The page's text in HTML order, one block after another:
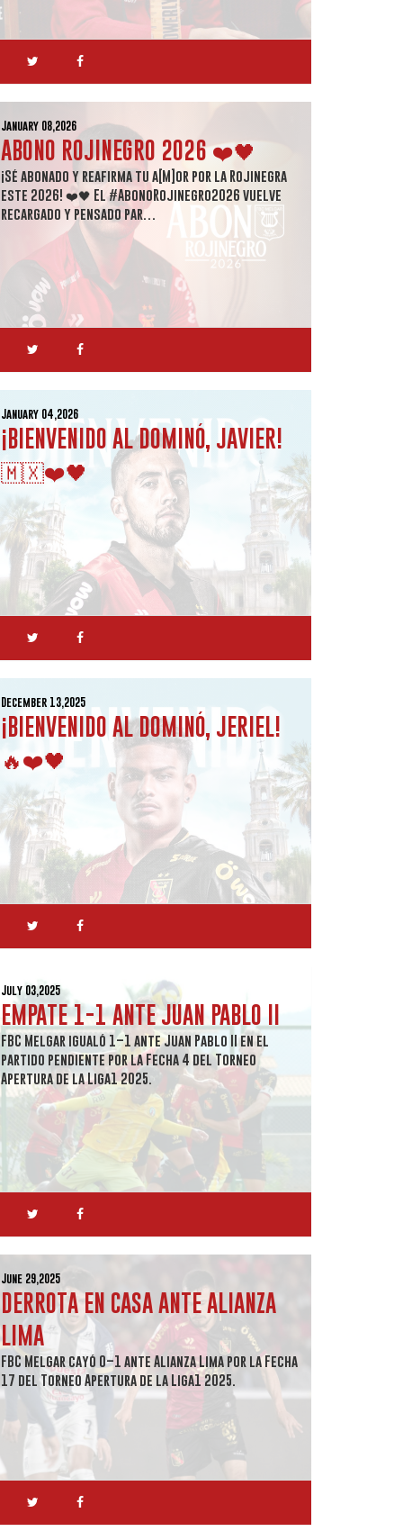
January 08,2026
ABONO ROJINEGRO 2026 ❤️🖤
¡Sé abonado y reafirma tu a[M]or por la Rojinegra
este 2026! ❤️🖤 El #AbonoRojinegro2026 vuelve
recargado y pensado par…
January 04,2026
¡BIENVENIDO AL DOMINÓ, JAVIER!
🇲🇽❤️🖤
December 13,2025
¡BIENVENIDO AL DOMINÓ, JERIEL!
🔥❤️🖤
July 03,2025
EMPATE 1-1 ANTE JUAN PABLO II
FBC Melgar igualó 1–1 ante Juan Pablo II en el
partido pendiente por la Fecha 4 del Torneo
Apertura de la Liga1 2025.
June 29,2025
DERROTA EN CASA ANTE ALIANZA
LIMA
FBC Melgar cayó 0–1 ante Alianza Lima por la Fecha
17 del Torneo Apertura de la Liga1 2025.